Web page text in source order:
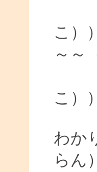
＿
～～
＼
こ））
わか
らん）